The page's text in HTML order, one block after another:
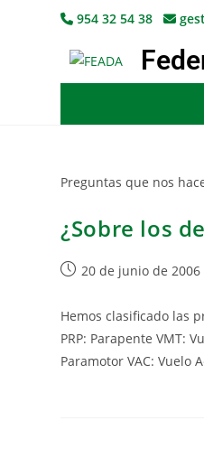
954 32 54 38
Preguntas que nos
¿Sobre los
20 de junio de 2006
Hemos clasificado las
PRP: Parapente VMT:
Paramotor VAC: Vuelo